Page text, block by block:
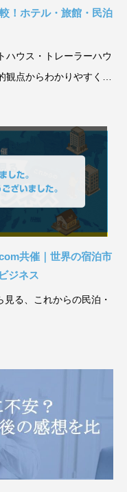
！ホテル・旅館・民泊
ハウス・トレーラーハウ
点からわかりやすく解
共催｜世界の宿泊市
ジネス
る、これからの民泊・